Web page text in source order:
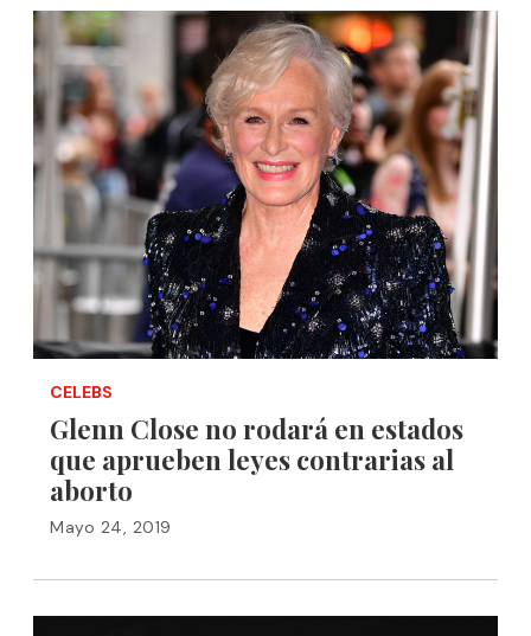
CELEBS
Glenn Close no rodará en estados
que aprueben leyes contrarias al
aborto
Mayo 24, 2019